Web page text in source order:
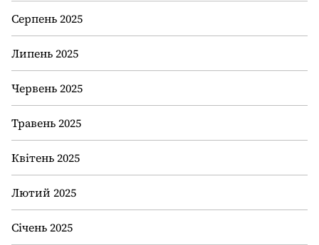
Серпень 2025
Липень 2025
Червень 2025
Травень 2025
Квітень 2025
Лютий 2025
Січень 2025